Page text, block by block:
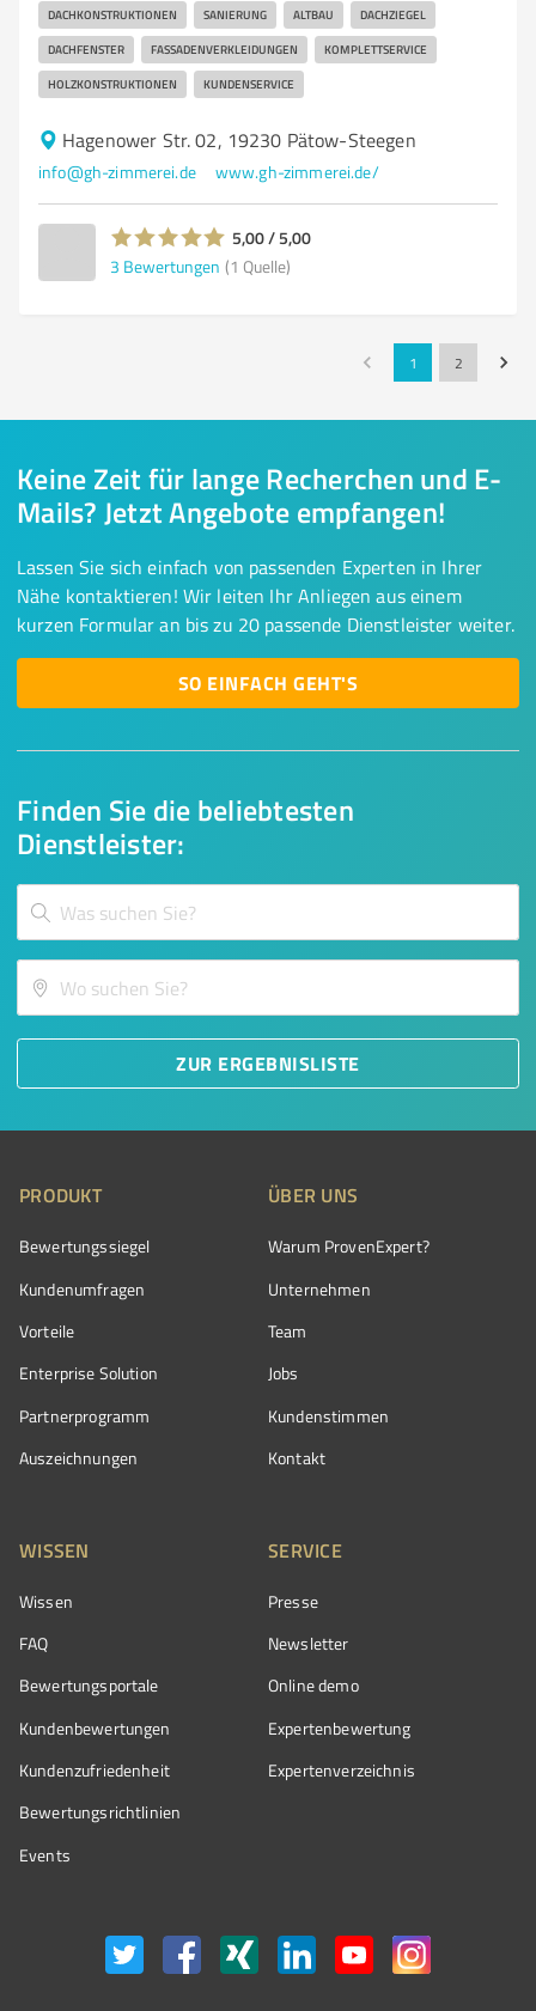
DACHKONSTRUKTIONEN SANIERUNG ALTBAU DACHZIEGEL
DACHFENSTER FASSADENVERKLEIDUNGEN KOMPLETTSERVICE
HOLZKONSTRUKTIONEN KUNDENSERVICE
Hagenower Str. 02, 19230 Pätow-Steegen
info@gh-zimmerei.de www.gh-zimmerei.de/
5,00 / 5,00
3 Bewertungen (1 Quelle)
1 2
Finden Sie die beliebtesten
Dienstleister:
ZUR ERGEBNISLISTE
Keine Zeit für lange Recherchen und E-
Mails? Jetzt Angebote empfangen!
Lassen Sie sich einfach von passenden Experten in Ihrer
Nähe kontaktieren! Wir leiten Ihr Anliegen aus einem
kurzen Formular an bis zu 20 passende Dienstleister weiter.
SO EINFACH GEHT'S
PRODUKT
Bewertungssiegel
Kundenumfragen
Vorteile
Enterprise Solution
Partnerprogramm
Auszeichnungen
ÜBER UNS
Warum ProvenExpert?
Unternehmen
Team
Jobs
Kundenstimmen
Kontakt
WISSEN
Wissen
FAQ
Bewertungsportale
Kundenbewertungen
Kundenzufriedenheit
Bewertungs­richtlinien
Events
SERVICE
Presse
Newsletter
Online demo
Expertenbewertung
Expertenverzeichnis